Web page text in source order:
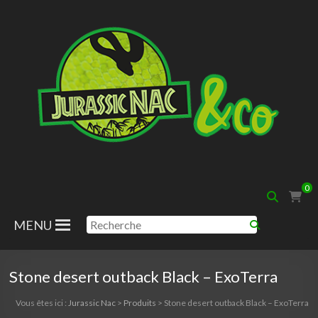
Nac
0
MENU
Stone desert outback Black – ExoTerra
Vous êtes ici : Jurassic Nac> Produits > Stone desert outback Black – ExoTerra